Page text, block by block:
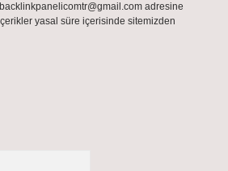
backlinkpanelicomtr@gmail.com adresine
yasal süre içerisinde sitemizden